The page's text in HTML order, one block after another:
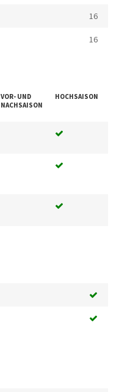
16
16
VOR- UND
NACHSAISON
HOCHSAISON